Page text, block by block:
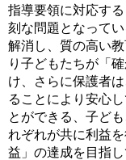
指導要領に対応す
刻な問題となって
解消し、質の高い
り子どもたちが「
け、さらに保護者
ることにより安心
とができる、子ど
れぞれが共に利益
益」の達成を目指し